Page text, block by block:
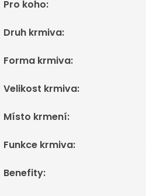
Pro koho:
Druh krmiva:
Forma krmiva:
Velikost krmiva:
Místo krmení:
Funkce krmiva:
Benefity: